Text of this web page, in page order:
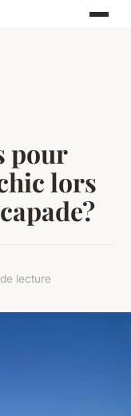
pour
lors
lecture